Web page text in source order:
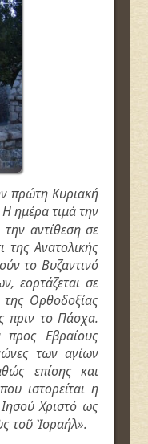
πρώτη Κυριακή
ημέρα τιμά την
αντίθεση σε
της Ανατολικής
το Βυζαντινό
εορτάζεται σε
Ορθοδοξίας
πριν το Πάσχα.
προς Εβραίους
των αγίων
επίσης και
ιστορείται η
Χριστό ως
τοῦ Ἰσραήλ».